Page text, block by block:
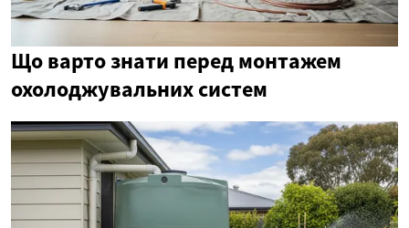
Що варто знати перед монтажем
охолоджувальних систем